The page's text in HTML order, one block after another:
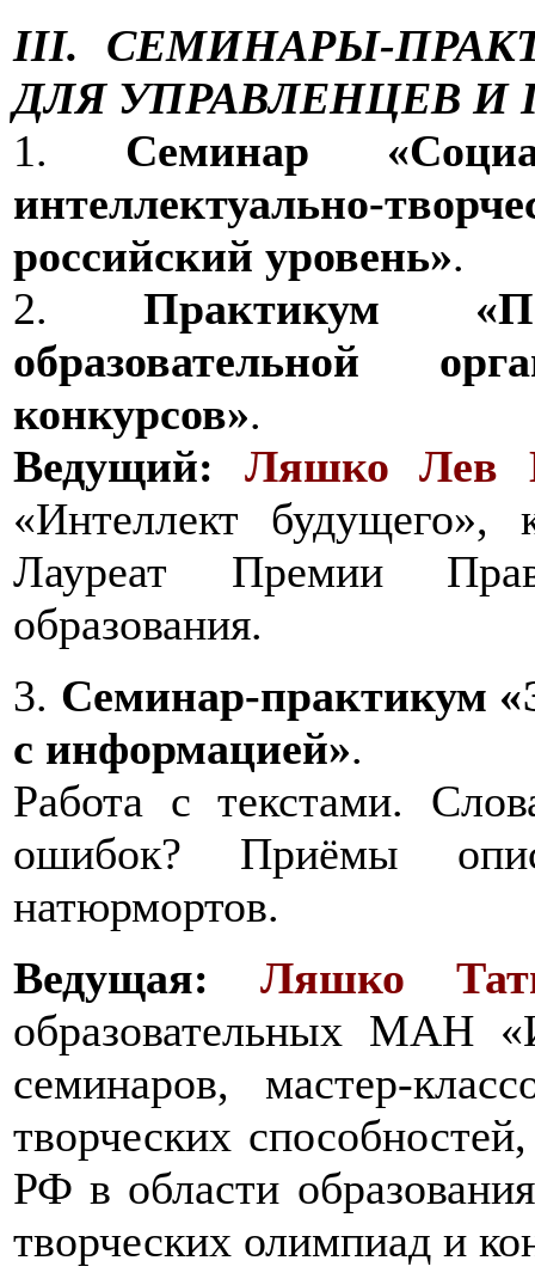
III. СЕМИНАРЫ-
ДЛЯ УПРАВЛЕНЦЕВ И
1. Семинар
интеллектуально-
российский уровень».
2. Практикум
образовательной
конкурсов».
Ведущий: Ляшко Лев
«Интеллект будущего»,
Лауреат Премии
образования.
3. Семинар-практикум
с информацией».
Работа с текстами.
ошибок? Приёмы
натюрмортов.
Ведущая: Ляшко
образовательных МАН
семинаров, мастер-
творческих
РФ в области
творческих олимпиад и